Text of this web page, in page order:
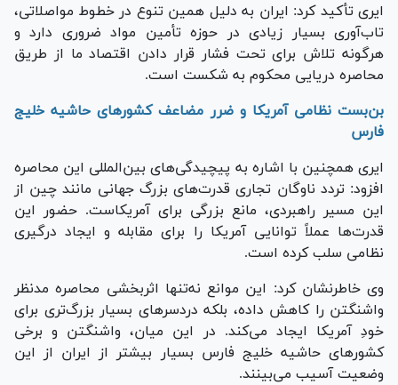
ایری تأکید کرد: ایران به دلیل همین تنوع در خطوط مواصلاتی،
تاب‌آوری بسیار زیادی در حوزه تأمین مواد ضروری دارد و
هرگونه تلاش برای تحت فشار قرار دادن اقتصاد ما از طریق
محاصره دریایی محکوم به شکست است.
بن‌بست نظامی آمریکا و ضرر مضاعف کشورهای حاشیه خلیج
فارس
ایری همچنین با اشاره به پیچیدگی‌های بین‌المللی این محاصره
افزود: تردد ناوگان تجاری قدرت‌های بزرگ جهانی مانند چین از
این مسیر راهبردی، مانع بزرگی برای آمریکاست. حضور این
قدرت‌ها عملاً توانایی آمریکا را برای مقابله و ایجاد درگیری
نظامی سلب کرده است.
وی خاطرنشان کرد: این موانع نه‌تنها اثربخشی محاصره مدنظر
واشنگتن را کاهش داده، بلکه دردسرهای بسیار بزرگ‌تری برای
خودِ آمریکا ایجاد می‌کند. در این میان، واشنگتن و برخی
کشورهای حاشیه خلیج فارس بسیار بیشتر از ایران از این
وضعیت آسیب می‌بینند.